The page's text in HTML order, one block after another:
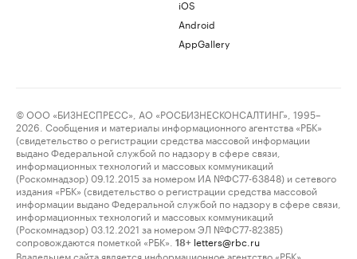
iOS
Android
AppGallery
© ООО «БИЗНЕСПРЕСС», АО «РОСБИЗНЕСКОНСАЛТИНГ», 1995–
2026. Сообщения и материалы информационного агентства «РБК»
(свидетельство о регистрации средства массовой информации
выдано Федеральной службой по надзору в сфере связи,
информационных технологий и массовых коммуникаций
(Роскомнадзор) 09.12.2015 за номером ИА №ФС77-63848) и сетевого
издания «РБК» (свидетельство о регистрации средства массовой
информации выдано Федеральной службой по надзору в сфере связи,
информационных технологий и массовых коммуникаций
(Роскомнадзор) 03.12.2021 за номером ЭЛ №ФС77-82385)
сопровождаются пометкой «РБК».
18+ letters@rbc.ru
Владельцем сайта является информационное агентство «РБК».